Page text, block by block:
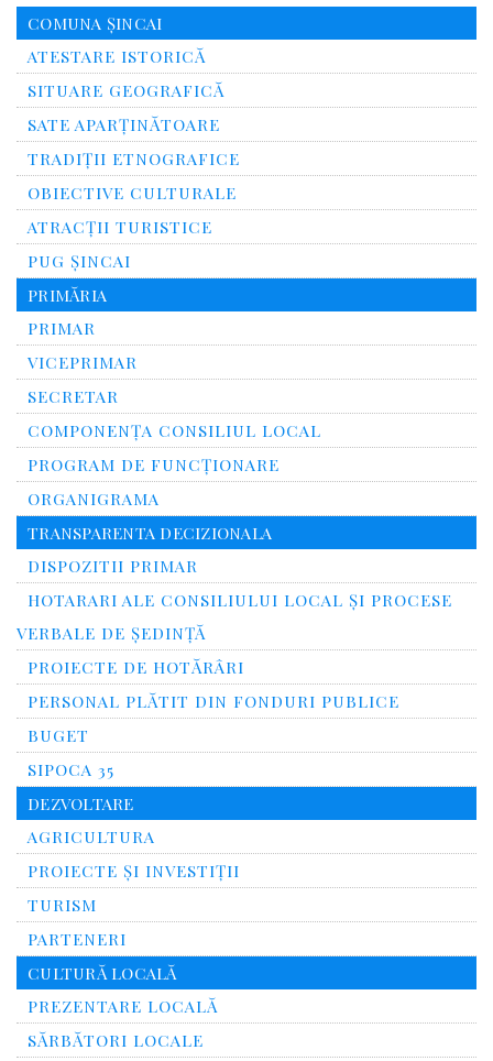
COMUNA ȘINCAI
ATESTARE ISTORICĂ
SITUARE GEOGRAFICĂ
SATE APARȚINĂTOARE
TRADIȚII ETNOGRAFICE
OBIECTIVE CULTURALE
ATRACȚII TURISTICE
PUG ȘINCAI
PRIMĂRIA
PRIMAR
VICEPRIMAR
SECRETAR
COMPONENȚA CONSILIUL LOCAL
PROGRAM DE FUNCȚIONARE
ORGANIGRAMA
TRANSPARENTA DECIZIONALA
DISPOZITII PRIMAR
HOTARARI ALE CONSILIULUI LOCAL ȘI PROCESE
VERBALE DE ȘEDINȚĂ
PROIECTE DE HOTĂRÂRI
PERSONAL PLĂTIT DIN FONDURI PUBLICE
BUGET
SIPOCA 35
DEZVOLTARE
AGRICULTURA
PROIECTE ȘI INVESTIȚII
TURISM
PARTENERI
CULTURĂ LOCALĂ
PREZENTARE LOCALĂ
SĂRBĂTORI LOCALE